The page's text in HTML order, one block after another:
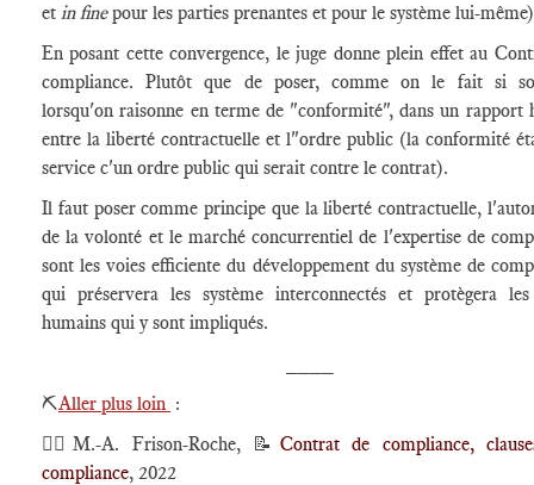
et in finepour les parties prenantes et pour le système lui-
En posant cette convergence, le juge donne plein effet au
compliance. Plutôt que de poser, comme on le fait si
lorsqu'on raisonne en terme de "conformité", dans un rapport
entre la liberté contractuelle et l"ordre public (la conformité
service c'un ordre public qui serait contre le contrat).
Il faut poser comme principe que la liberté contractuelle,
de la volonté et le marché concurrentiel de l'expertise de
sont les voies efficiente du développement du système de
qui préservera les système interconnectés et protègera
humains qui y sont impliqués.
⛏️Aller plus loin :
🕴🏻M.-A. Frison-Roche, 📝 Contrat de compliance,
compliance, 2022